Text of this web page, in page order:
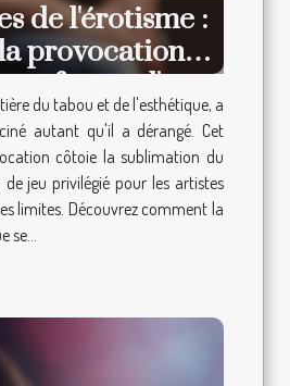
de l'érotisme :
provocation
forme d'art
du tabou et de l'esthétique, a
autant qu'il a dérangé. Cet
côtoie la sublimation du
jeu privilégié pour les artistes
limites. Découvrez comment la
se...